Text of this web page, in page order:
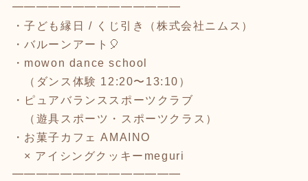
━━━━━━━━━━━━━━
・子ども縁日 / くじ引き（株式会社ニムス）
・バルーンアート🎈
・mowon dance school
（ダンス体験 12:20〜13:10）
・ピュアバランススポーツクラブ
（遊具スポーツ・スポーツクラス）
・お菓子カフェ AMAINO
× アイシングクッキーmeguri
━━━━━━━━━━━━━━